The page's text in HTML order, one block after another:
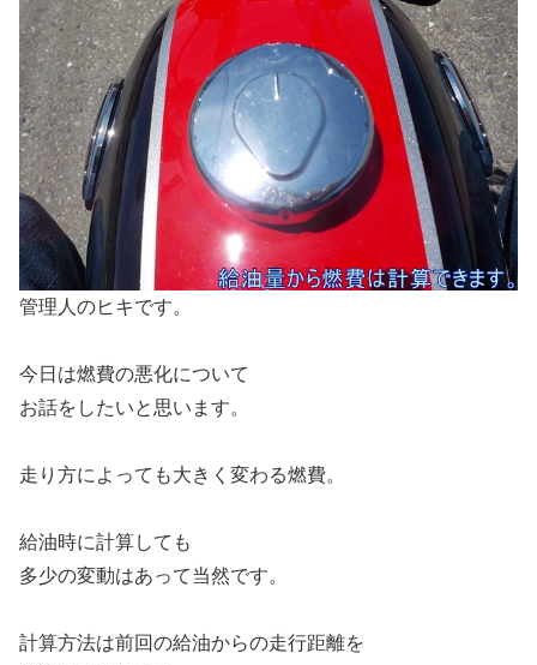
管理人のヒキです。
今日は燃費の悪化について
お話をしたいと思います。
走り方によっても大きく変わる燃費。
給油時に計算しても
多少の変動はあって当然です。
計算方法は前回の給油からの走行距離を